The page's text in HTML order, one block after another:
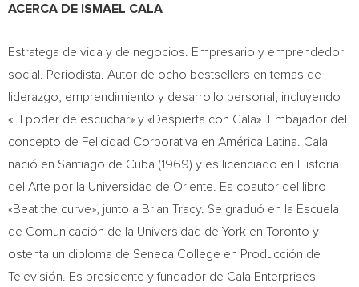
ACERCA DE ISMAEL CALA
Estratega de vida y de negocios. Empresario y emprendedor
social. Periodista. Autor de ocho bestsellers en temas de
liderazgo, emprendimiento y desarrollo personal, incluyendo
«El poder de escuchar» y «Despierta con Cala». Embajador del
concepto de Felicidad Corporativa en América Latina. Cala
nació en Santiago de Cuba (1969) y es licenciado en Historia
del Arte por la Universidad de Oriente. Es coautor del libro
«Beat the curve», junto a Brian Tracy. Se graduó en la Escuela
de Comunicación de la Universidad de York en Toronto y
ostenta un diploma de Seneca College en Producción de
Televisión. Es presidente y fundador de Cala Enterprises